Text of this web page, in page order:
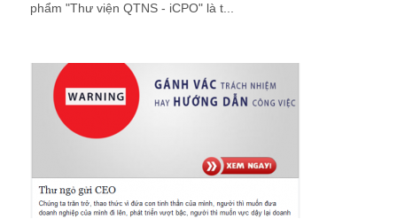
phẩm "Thư viện QTNS - iCPO" là t...